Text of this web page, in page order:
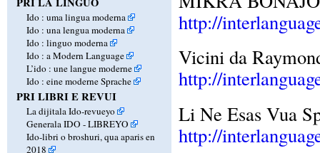
Ido : uma lingua moderna
Ido : una lengua moderna
Ido : linguo moderna
Ido : a Modern Language
L’ido : une langue moderne
Ido : eine moderne Sprache
PRI LIBRI E REVUI
La dijitala Ido-revueyo
Generala IDO - LIBREYO
Ido-libri o broshuri, qua aparis en
2018
http://
Vicini da
http://
Li Ne Esas Vua
http://